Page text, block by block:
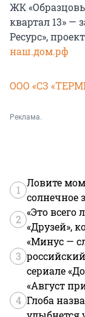
ЖК
квартал 13» —
Ресурс»,
наш.дом.рф
ООО «СЗ
Реклама.
1
Ловите
солнечное
2
«Это всего
«Друзей»,
3
«Минус —
сериале
4
«Август
Глоба